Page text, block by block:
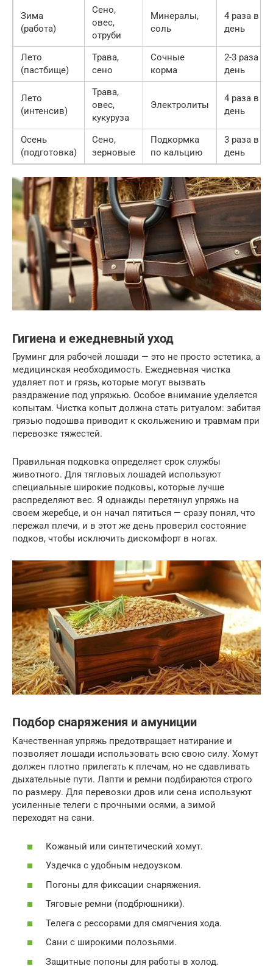
Зима
(работа)
Сено,
овес,
отруби
Минералы,
соль
4 раза в
день
Лето
(пастбище)
Трава,
сено
Сочные
корма
2-3 раза в
день
Лето
(интенсив)
Трава,
овес,
кукуруза
Электролиты
4 раза в
день
Осень
(подготовка)
Сено,
зерновые
Подкормка
по кальцию
3 раза в
день
Гигиена и ежедневный уход
Груминг для рабочей лошади — это не просто эстетика, а
медицинская необходимость. Ежедневная чистка
удаляет пот и грязь, которые могут вызвать
раздражение под упряжью. Особое внимание уделяется
копытам. Чистка копыт должна стать ритуалом: забитая
грязью подошва приводит к скольжению и травмам при
перевозке тяжестей.
Правильная подковка определяет срок службы
животного. Для тягловых лошадей используют
специальные широкие подковы, которые лучше
распределяют вес. Я однажды перетянул упряжь на
своем жеребце, и он начал пятиться — сразу понял, что
пережал плечи, и в этот же день проверил состояние
подков, чтобы исключить дискомфорт в ногах.
Подбор снаряжения и амуниции
Качественная упряжь предотвращает натирание и
позволяет лошади использовать всю свою силу. Хомут
должен плотно прилегать к плечам, но не сдавливать
дыхательные пути. Лапти и ремни подбираются строго
по размеру. Для перевозки дров или сена используют
усиленные телеги с прочными осями, а зимой
переходят на сани.
Кожаный или синтетический хомут.
Уздечка с удобным недоузком.
Погоны для фиксации снаряжения.
Тяговые ремни (подбрюшники).
Телега с рессорами для смягчения хода.
Сани с широкими полозьями.
Защитные попоны для работы в холод.